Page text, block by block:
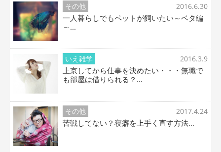
その他 2016.6.30
一人暮らしでもペットが飼いたい～ベタ編
～...
いえ雑学 2016.3.9
上京してから仕事を決めたい・・・無職で
も部屋は借りられる？...
その他 2017.4.24
苦戦してない？寝癖を上手く直す方法...